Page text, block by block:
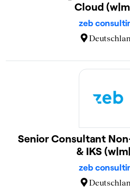
Cloud
zeb
Senior Consultant
& IKS
zeb